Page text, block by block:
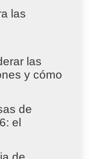
las
las
y cómo
de
el